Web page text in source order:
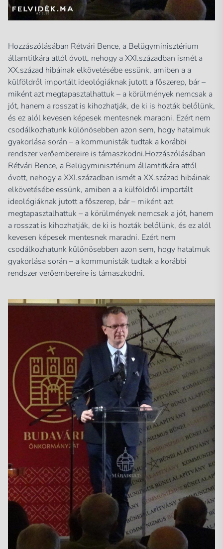
Hozzászólásában Rétvári Bence, a Belügyminisztérium
államtitkára attól óvott, nehogy a XXI.században ismét a
XX.század hibáinak elkövetésébe essünk, amiben a a
külföldről importált ideológiáknak jutott a főszerep, bár –
miként azt megtapasztalhattuk – a körülmények nemcsak a
jót, hanem a rosszat is kihozhatják, de ki is hozták belőlünk,
és ez alól kevesen képesek mentesnek maradni. Ezért nem
csodálkozhatunk különösebben azon sem, hogy hatalmuk
gyakorlása során – a kommunisták tudtak a korábbi
rendszer verőembereire is támaszkodni.Hozzászólásában
Rétvári Bence, a Belügyminisztérium államtitkára attól
óvott, nehogy a XXI.században ismét a XX.század hibáinak
elkövetésébe essünk, amiben a a külföldről importált
ideológiáknak jutott a főszerep, bár – miként azt
megtapasztalhattuk – a körülmények nemcsak a jót, hanem
a rosszat is kihozhatják, de ki is hozták belőlünk, és ez alól
kevesen képesek mentesnek maradni. Ezért nem
csodálkozhatunk különösebben azon sem, hogy hatalmuk
gyakorlása során – a kommunisták tudtak a korábbi
rendszer verőembereire is támaszkodni.